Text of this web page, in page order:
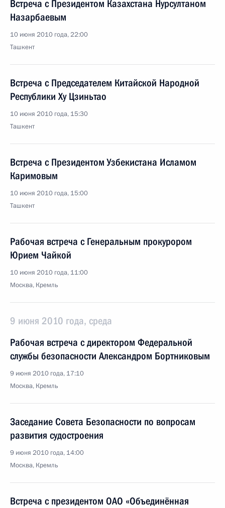
Встреча с Президентом Казахстана Нурсултаном
Назарбаевым
10 июня 2010 года, 22:00
Ташкент
Встреча с Председателем Китайской Народной
Республики Ху Цзиньтао
10 июня 2010 года, 15:30
Ташкент
Встреча с Президентом Узбекистана Исламом
Каримовым
10 июня 2010 года, 15:00
Ташкент
Рабочая встреча с Генеральным прокурором
Юрием Чайкой
10 июня 2010 года, 11:00
Москва, Кремль
9 июня 2010 года, среда
Рабочая встреча с директором Федеральной
службы безопасности Александром Бортниковым
9 июня 2010 года, 17:10
Москва, Кремль
Заседание Совета Безопасности по вопросам
развития судостроения
9 июня 2010 года, 14:00
Москва, Кремль
Встреча с президентом ОАО «Объединённая